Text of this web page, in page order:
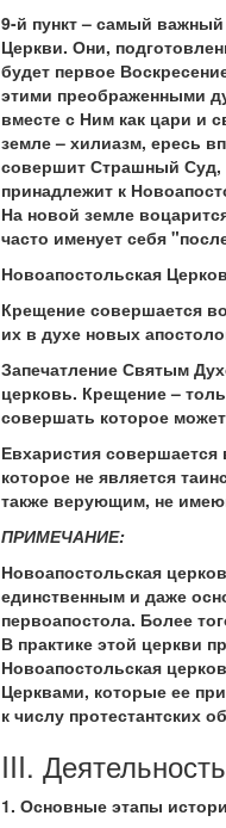
9-й пункт – самый
Церкви. Они,
будет первое
этими преображенными
вместе с Ним как цари и
земле – хилиазм, ересь
совершит Страшный Суд,
принадлежит к
На новой земле
часто именует себя
Новоапостольская
Крещение совершается
их в духе новых
Запечатление Святым
церковь. Крещение –
совершать которое
Евхаристия
которое не является
также верующим, не
ПРИМЕЧАНИЕ:
Новоапостольская
единственным и даже
первоапостола. Более
В практике этой церкви
Новоапостольская
Церквами, которые ее
к числу протестантских
III. Деятельность
1. Основные этапы